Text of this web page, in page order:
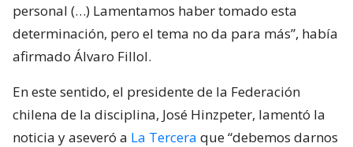
personal (…) Lamentamos haber tomado esta
determinación, pero el tema no da para más”, había
afirmado Álvaro Fillol.
En este sentido, el presidente de la Federación
chilena de la disciplina, José Hinzpeter, lamentó la
noticia y aseveró a La Tercera que “debemos darnos